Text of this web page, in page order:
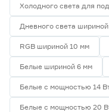
Холодного света для
Дневного света
RGB шириной 10 мм
Белые шириной 6 мм
Белые с мощностью 14
Белые с мощностью 20